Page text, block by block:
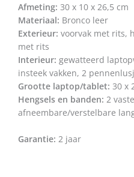
Afmeting: 30 x 10 x 26,5 cm
Materiaal: Bronco leer
Exterieur: voorvak met rits,
met rits
Interieur: gewatteerd
insteek vakken, 2
Grootte laptop/tablet: 30 x
Hengsels en banden: 2
afneembare/verstelbare
Garantie: 2 jaar